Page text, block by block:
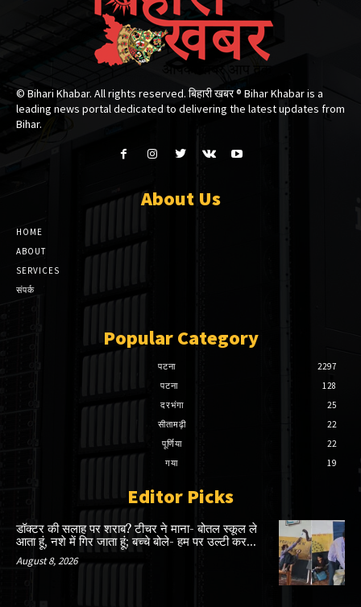
© Bihari Khabar. All rights reserved. बिहारी खबर ®​ Bihar Khabar is a
leading news portal dedicated to delivering the latest updates from
Bihar.
About Us
HOME
ABOUT
SERVICES
संपर्क
Popular Category
पटना
2297
पटना
128
दरभंगा
25
सीतामढ़ी
22
पूर्णिया
22
गया
19
Editor Picks
डॉक्टर की सलाह पर शराब? टीचर ने माना- बोतल स्कूल ले
आता हूं, नशे में गिर जाता हूं; बच्चे बोले- हम पर उल्टी कर...
August 8, 2026